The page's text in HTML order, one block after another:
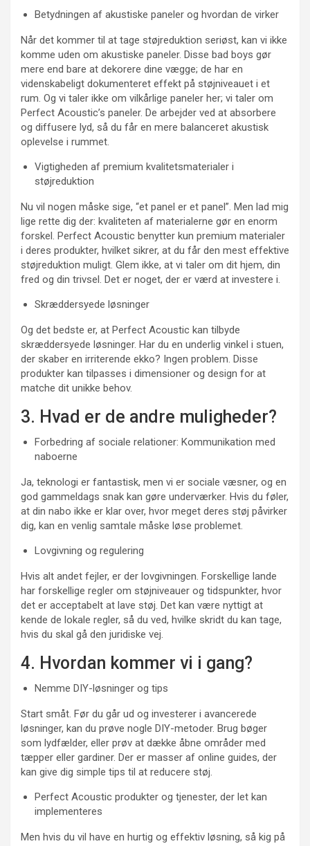
Betydningen af akustiske paneler og hvordan de virker
Når det kommer til at tage støjreduktion seriøst, kan vi ikke
komme uden om akustiske paneler. Disse bad boys gør
mere end bare at dekorere dine vægge; de har en
videnskabeligt dokumenteret effekt på støjniveauet i et
rum. Og vi taler ikke om vilkårlige paneler her; vi taler om
Perfect Acoustic’s paneler. De arbejder ved at absorbere
og diffusere lyd, så du får en mere balanceret akustisk
oplevelse i rummet.
Vigtigheden af premium kvalitetsmaterialer i
støjreduktion
Nu vil nogen måske sige, “et panel er et panel”. Men lad mig
lige rette dig der: kvaliteten af materialerne gør en enorm
forskel. Perfect Acoustic benytter kun premium materialer
i deres produkter, hvilket sikrer, at du får den mest effektive
støjreduktion muligt. Glem ikke, at vi taler om dit hjem, din
fred og din trivsel. Det er noget, der er værd at investere i.
Skræddersyede løsninger
Og det bedste er, at Perfect Acoustic kan tilbyde
skræddersyede løsninger. Har du en underlig vinkel i stuen,
der skaber en irriterende ekko? Ingen problem. Disse
produkter kan tilpasses i dimensioner og design for at
matche dit unikke behov.
3. Hvad er de andre muligheder?
Forbedring af sociale relationer: Kommunikation med
naboerne
Ja, teknologi er fantastisk, men vi er sociale væsner, og en
god gammeldags snak kan gøre underværker. Hvis du føler,
at din nabo ikke er klar over, hvor meget deres støj påvirker
dig, kan en venlig samtale måske løse problemet.
Lovgivning og regulering
Hvis alt andet fejler, er der lovgivningen. Forskellige lande
har forskellige regler om støjniveauer og tidspunkter, hvor
det er acceptabelt at lave støj. Det kan være nyttigt at
kende de lokale regler, så du ved, hvilke skridt du kan tage,
hvis du skal gå den juridiske vej.
4. Hvordan kommer vi i gang?
Nemme DIY-løsninger og tips
Start småt. Før du går ud og investerer i avancerede
løsninger, kan du prøve nogle DIY-metoder. Brug bøger
som lydfælder, eller prøv at dække åbne områder med
tæpper eller gardiner. Der er masser af online guides, der
kan give dig simple tips til at reducere støj.
Perfect Acoustic produkter og tjenester, der let kan
implementeres
Men hvis du vil have en hurtig og effektiv løsning, så kig på